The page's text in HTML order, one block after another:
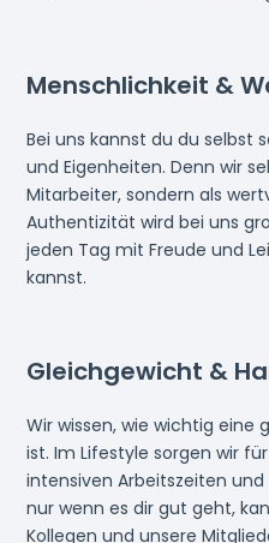
Menschlichkeit &
Bei uns kannst du du selbst
und Eigenheiten. Denn wir
Mitarbeiter, sondern als
Authentizität wird bei uns
jeden Tag mit Freude und
kannst.
Gleichgewicht &
Wir wissen, wie wichtig eine
ist. Im Lifestyle sorgen wir
intensiven Arbeitszeiten
nur wenn es dir gut geht,
Kollegen und unsere